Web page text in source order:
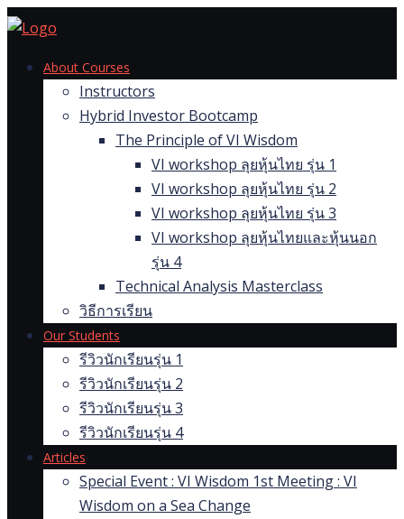
Skip
contentAbout Courses
Instructors
Hybrid Investor Bootcamp
The Principle of VI Wisdom
VI workshop ลุยหุ้นไทย รุ่น 1
VI workshop ลุยหุ้นไทย รุ่น 2
VI workshop ลุยหุ้นไทย รุ่น 3
VI workshop ลุยหุ้นไทยและหุ้นนอก
รุ่น 4
Technical Analysis Masterclass
วิธีการเรียน
Our Students
รีวิวนักเรียนรุ่น 1
รีวิวนักเรียนรุ่น 2
รีวิวนักเรียนรุ่น 3
รีวิวนักเรียนรุ่น 4
Articles
Special Event : VI Wisdom 1st Meeting : VI
Wisdom on a Sea Change